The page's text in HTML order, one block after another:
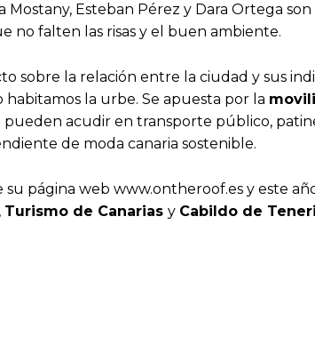
Esteban Pérez y Dara Ortega
no falten las risas y el buen ambiente.
sobre la relación entre la ciudad y sus
la urbe. Se apuesta por la
acudir en transporte público,
de moda canaria sostenible.
página web www.ontheroof.es y este
, Turismo de Canarias y Cabildo de